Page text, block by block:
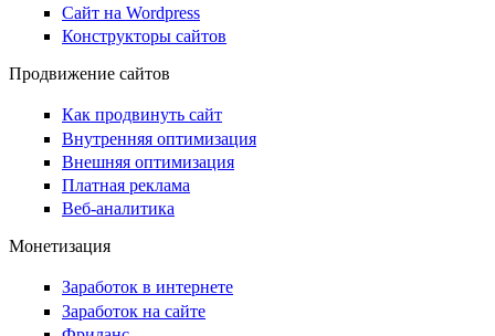
Сайт на Wordpress
Конструкторы сайтов
Продвижение сайтов
Как продвинуть сайт
Внутренняя оптимизация
Внешняя оптимизация
Платная реклама
Веб-аналитика
Монетизация
Заработок в интернете
Заработок на сайте